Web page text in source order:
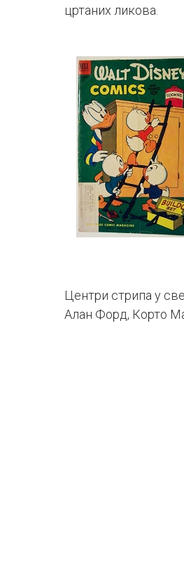
цртаних ликова.
Центри стрипа у
Алан Форд, Корто